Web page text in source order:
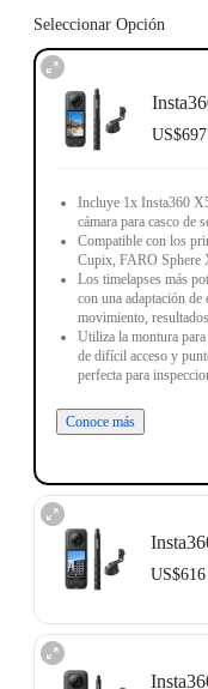
Seleccionar Opción
US$697
Incluye 1x Insta360
cámara para casco de
Compatible con los
Cupix, FARO Sphere
Los timelapses más
con una adaptación
movimiento,
Utiliza la montura para
de difícil acceso y
perfecta para
Conoce más
US$616
Compatible con los